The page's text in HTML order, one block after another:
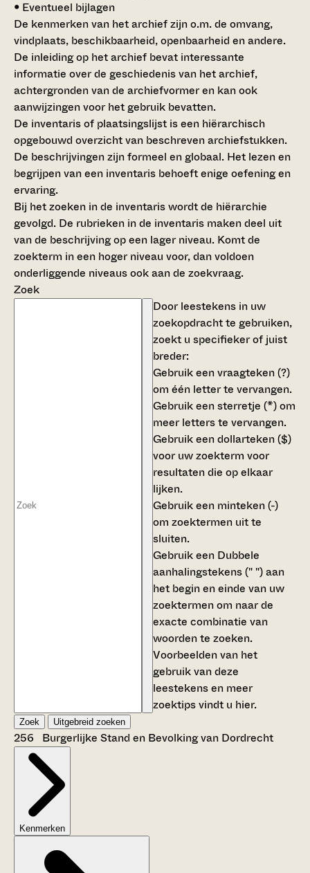
• Eventueel bijlagen
De kenmerken van het archief zijn o.m. de omvang,
vindplaats, beschikbaarheid, openbaarheid en andere.
De inleiding op het archief bevat interessante
informatie over de geschiedenis van het archief,
achtergronden van de archiefvormer en kan ook
aanwijzingen voor het gebruik bevatten.
De inventaris of plaatsingslijst is een hiërarchisch
opgebouwd overzicht van beschreven archiefstukken.
De beschrijvingen zijn formeel en globaal. Het lezen en
begrijpen van een inventaris behoeft enige oefening en
ervaring.
Bij het zoeken in de inventaris wordt de hiërarchie
gevolgd. De rubrieken in de inventaris maken deel uit
van de beschrijving op een lager niveau. Komt de
zoekterm in een hoger niveau voor, dan voldoen
onderliggende niveaus ook aan de zoekvraag.
Zoek
Door leestekens in uw
zoekopdracht te gebruiken,
zoekt u specifieker of juist
breder:
Gebruik eenvraagteken (?)
om één letter te vervangen.
Gebruik eensterretje (*)om
meer letters te vervangen.
Gebruik eendollarteken ($)
voor uw zoekterm voor
resultaten die op elkaar
lijken.
Gebruik een minteken (-)
om zoektermen uit te
sluiten.
Gebruik een Dubbele
aanhalingstekens (" ")aan
het begin en einde van uw
zoektermen om naar de
exacte combinatie van
woorden te zoeken.
Voorbeelden van het
gebruik van deze
leestekens en meer
zoektips vindt u hier.
Zoek Uitgebreid zoeken
256 Burgerlijke Stand en Bevolking van Dordrecht
Kenmerken